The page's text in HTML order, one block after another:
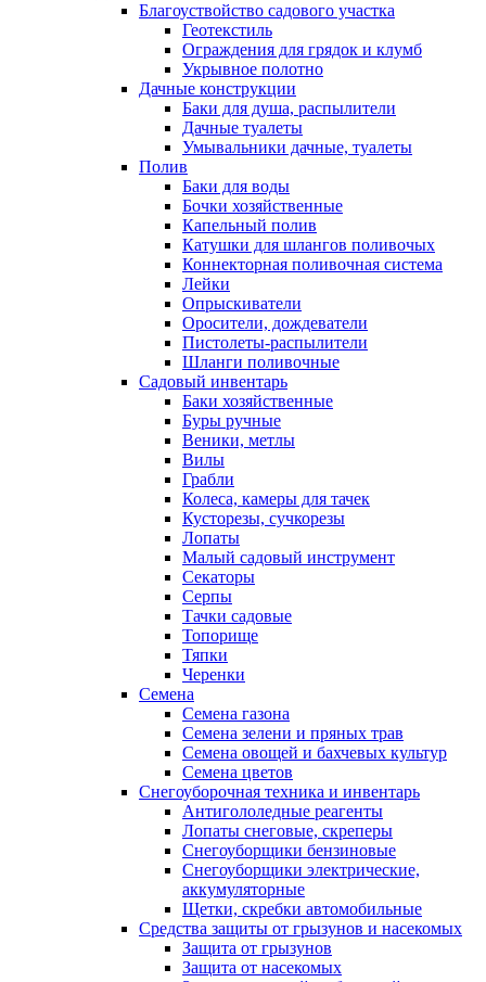
Благоуствойство садового участка
Геотекстиль
Ограждения для грядок и клумб
Укрывное полотно
Дачные конструкции
Баки для душа, распылители
Дачные туалеты
Умывальники дачные, туалеты
Полив
Баки для воды
Бочки хозяйственные
Капельный полив
Катушки для шлангов поливочых
Коннекторная поливочная система
Лейки
Опрыскиватели
Оросители, дождеватели
Пистолеты-распылители
Шланги поливочные
Садовый инвентарь
Баки хозяйственные
Буры ручные
Веники, метлы
Вилы
Грабли
Колеса, камеры для тачек
Кусторезы, сучкорезы
Лопаты
Малый садовый инструмент
Секаторы
Серпы
Тачки садовые
Топорище
Тяпки
Черенки
Семена
Семена газона
Семена зелени и пряных трав
Семена овощей и бахчевых культур
Семена цветов
Снегоуборочная техника и инвентарь
Антигололедные реагенты
Лопаты снеговые, скреперы
Снегоуборщики бензиновые
Снегоуборщики электрические,
аккумуляторные
Щетки, скребки автомобильные
Средства защиты от грызунов и насекомых
Защита от грызунов
Защита от насекомых